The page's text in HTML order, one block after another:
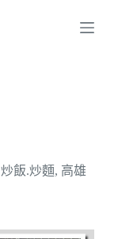
炒飯.炒麵, 高雄